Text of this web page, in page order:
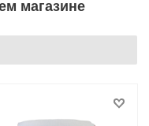
магазине